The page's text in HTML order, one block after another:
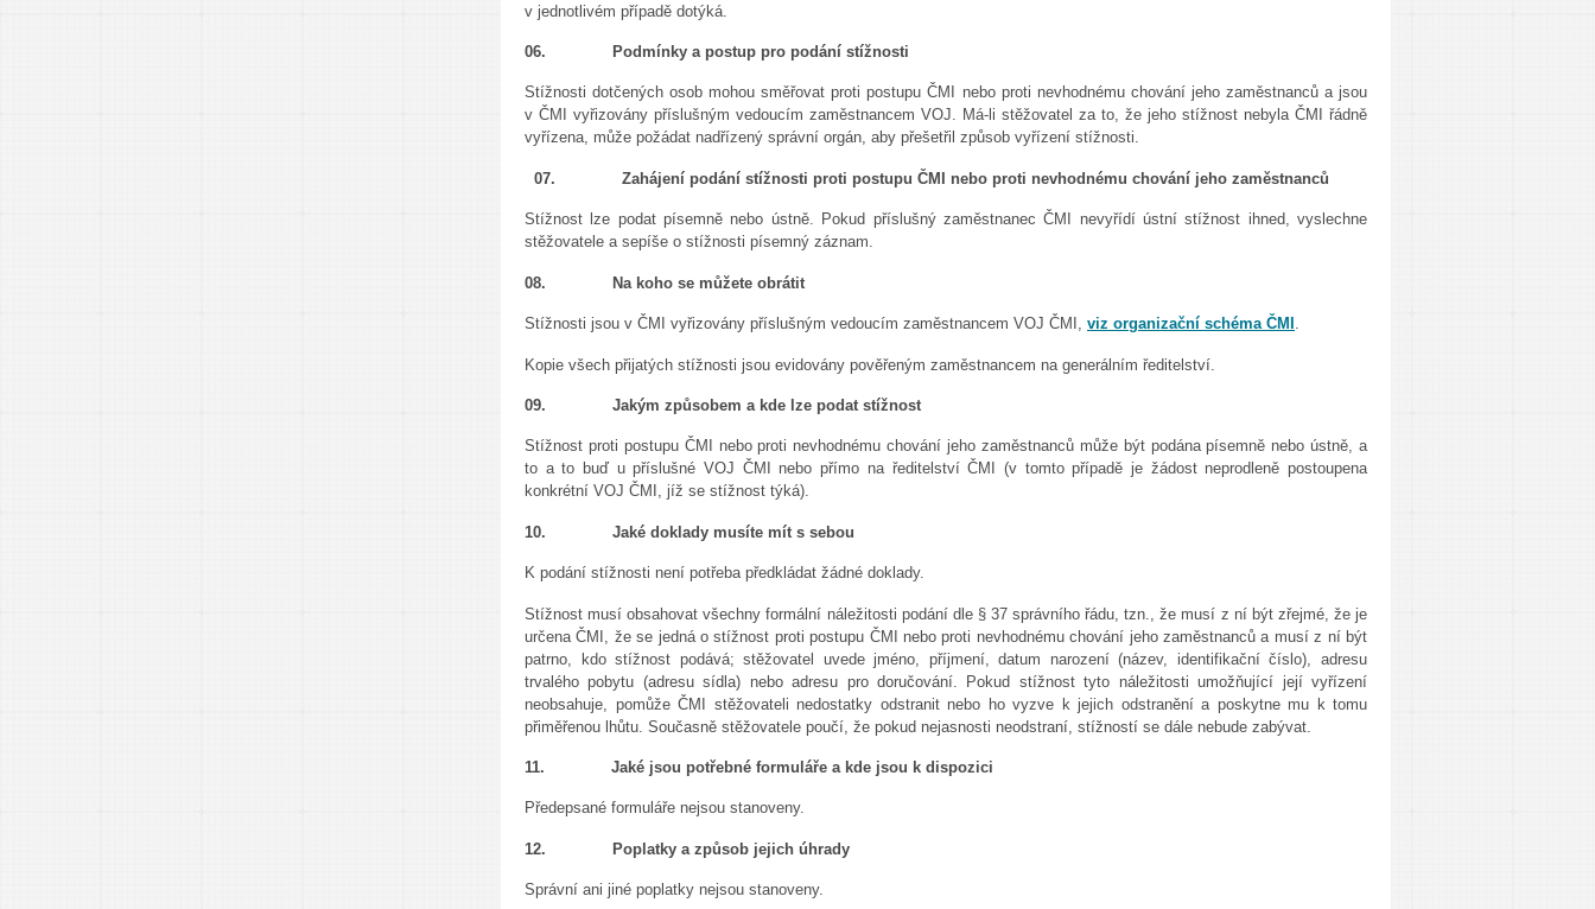
v jednotlivém případě dotýká.
06. Podmínky a postup pro podání stížnosti
Stížnosti dotčených osob mohou směřovat proti postupu ČMI nebo proti nevhodnému chování jeho zaměstnanců a jsou
v ČMI vyřizovány příslušným vedoucím zaměstnancem VOJ. Má-li stěžovatel za to, že jeho stížnost nebyla ČMI řádně
vyřízena, může požádat nadřízený správní orgán, aby přešetřil způsob vyřízení stížnosti.
07. Zahájení podání stížnosti proti postupu ČMI nebo proti nevhodnému chování jeho zaměstnanců
Stížnost lze podat písemně nebo ústně. Pokud příslušný zaměstnanec ČMI nevyřídí ústní stížnost ihned, vyslechne
stěžovatele a sepíše o stížnosti písemný záznam.
08. Na koho se můžete obrátit
Stížnosti jsou v ČMI vyřizovány příslušným vedoucím zaměstnancem VOJ ČMI, viz organizační schéma ČMI .
Kopie všech přijatých stížnosti jsou evidovány pověřeným zaměstnancem na generálním ředitelství.
09. Jakým způsobem a kde lze podat stížnost
Stížnost proti postupu ČMI nebo proti nevhodnému chování jeho zaměstnanců může být podána písemně nebo ústně, a
to a to buď u příslušné VOJ ČMI nebo přímo na ředitelství ČMI (v tomto případě je žádost neprodleně postoupena
konkrétní VOJ ČMI, jíž se stížnost týká).
10. Jaké doklady musíte mít s sebou
K podání stížnosti není potřeba předkládat žádné doklady.
Stížnost musí obsahovat všechny formální náležitosti podání dle § 37 správního řádu, tzn., že musí z ní být zřejmé, že je
určena ČMI, že se jedná o stížnost proti postupu ČMI nebo proti nevhodnému chování jeho zaměstnanců a musí z ní být
patrno, kdo stížnost podává; stěžovatel uvede jméno, příjmení, datum narození (název, identifikační číslo), adresu
trvalého pobytu (adresu sídla) nebo adresu pro doručování. Pokud stížnost tyto náležitosti umožňující její vyřízení
neobsahuje, pomůže ČMI stěžovateli nedostatky odstranit nebo ho vyzve k jejich odstranění a poskytne mu k tomu
přiměřenou lhůtu. Současně stěžovatele poučí, že pokud nejasnosti neodstraní, stížností se dále nebude zabývat.
11. Jaké jsou potřebné formuláře a kde jsou k dispozici
Předepsané formuláře nejsou stanoveny.
12. Poplatky a způsob jejich úhrady
Správní ani jiné poplatky nejsou stanoveny.